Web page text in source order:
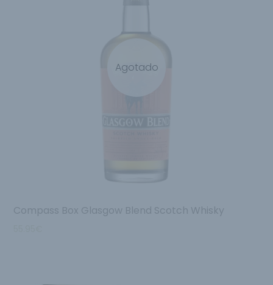
Agotado
Compass Box Glasgow Blend Scotch Whisky